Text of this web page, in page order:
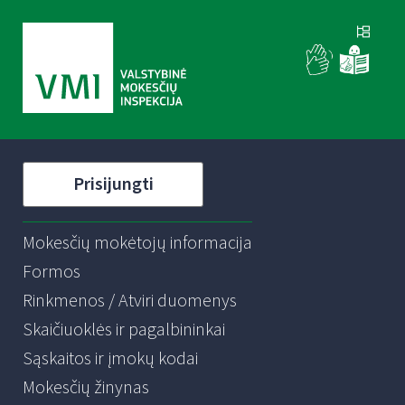
Prisijungti
Mokesčių mokėtojų informacija
Formos
Rinkmenos / Atviri duomenys
Skaičiuoklės ir pagalbininkai
Sąskaitos ir įmokų kodai
Mokesčių žinynas